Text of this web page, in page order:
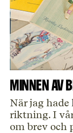
Minnen av
När jag
riktning. I
om brev och